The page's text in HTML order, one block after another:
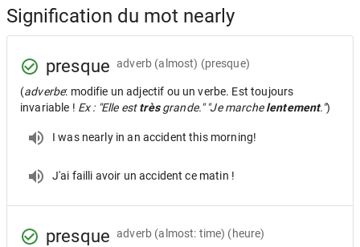
Signification du mot nearly
presque adverb (almost) (presque)
(adverbe: modifie un adjectif ou un verbe. Est toujours
invariable ! Ex : "Elle esttrèsgrande." "Je marchelentement.")
I was nearly in an accident this morning!
J'ai failli avoir un accident ce matin !
presque adverb (almost: time) (heure)